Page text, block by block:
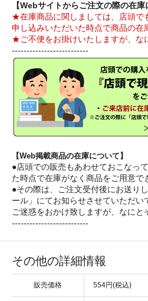
【Webサイトからご注文の際の在庫
★在庫商品に関しましては、店頭で
申し込みいただいた時点で商品の在
★ご不便をお掛けいたしますが、な
--------------------------
【Web掲載商品の在庫について】
●店頭での販売もあわせておこなっ
た時点で在庫がなく商品をご用意で
●その際は、ご注文受付後にお送り
ール」にてお知らせさせていただい
ご迷惑をおかけ致しますが、なにと
--------------------------
その他の詳細情報
販売価格 554円(税込)